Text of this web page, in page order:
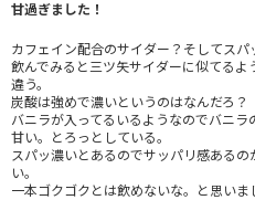
甘過ぎました！
カフェイン配合のサイダー？そしてスパ
飲んでみると三ツ矢サイダーに似てるよ
違う。
炭酸は強めで濃いというのはなんだろ？
バニラが入ってるいるようなのでバニラ
甘い。とろっとしている。
スパッ濃いとあるのでサッパリ感ある
い。
一本ゴクゴクとは飲めないな。と思いま